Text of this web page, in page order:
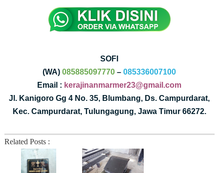
SOFI
(WA)085885097770 –085336007100
Email : kerajinanmarmer23@gmail.com
Jl. Kanigoro Gg 4 No. 35, Blumbang, Ds. Campurdarat,
Kec. Campurdarat, Tulungagung, Jawa Timur 66272.
Related Posts :